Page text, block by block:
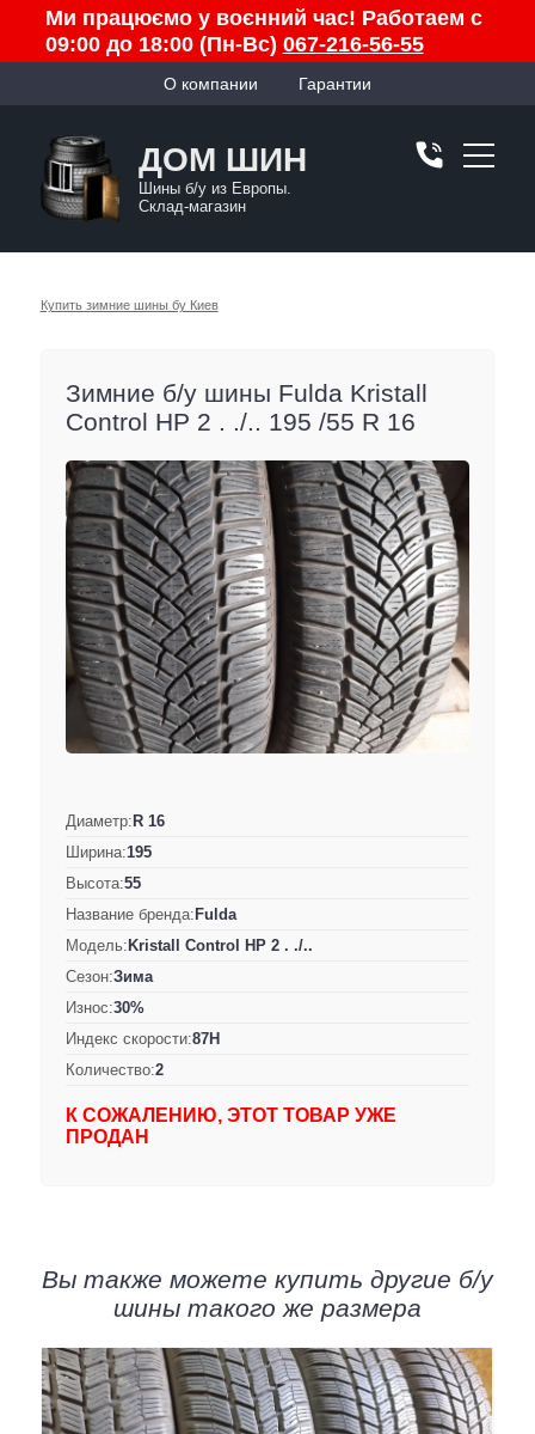
Ми працюємо у воєнний час! Работаем с
09:00 до 18:00 (Пн-Вс) 067-216-56-55
О компании Гарантии
ДОМ ШИН
Шины б/у из Европы.
Склад-магазин
Купить зимние шины бу Киев
Зимние б/у шины Fulda Kristall
Control HP 2 . ./.. 195 /55 R 16
Диаметр:R 16
Ширина:195
Высота:55
Название бренда:Fulda
Модель:Kristall Control HP 2 . ./..
Сезон:Зима
Износ:30%
Индекс скорости:87H
Количество:2
К СОЖАЛЕНИЮ, ЭТОТ ТОВАР УЖЕ
ПРОДАН
Вы также можете купить другие б/у
шины такого же размера